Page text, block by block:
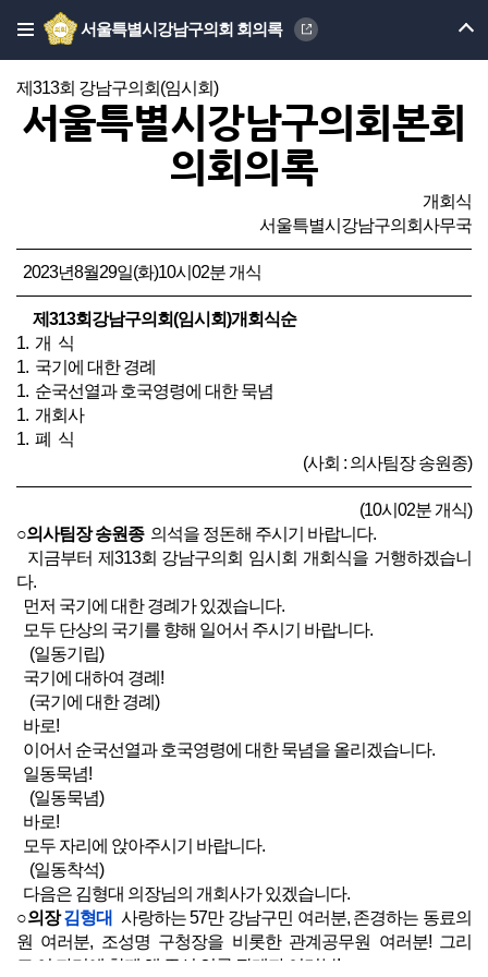
서울특별시강남구의회 회의록
제313회 강남구의회(임시회)
서울특별시강남구의회본회
의회의록
개회식
서울특별시강남구의회사무국
2023년8월29일(화)10시02분 개식
제313회강남구의회(임시회)개회식순
1. 개 식
1. 국기에 대한 경례
1. 순국선열과 호국영령에 대한 묵념
1. 개회사
1. 폐 식
(사회 : 의사팀장 송원종)
(10시02분 개식)
○의사팀장 송원종의석을 정돈해 주시기 바랍니다.
지금부터 제313회 강남구의회 임시회 개회식을 거행하겠습니
다.
먼저 국기에 대한 경례가 있겠습니다.
모두 단상의 국기를 향해 일어서 주시기 바랍니다.
(일동기립)
국기에 대하여 경례!
(국기에 대한 경례)
바로!
이어서 순국선열과 호국영령에 대한 묵념을 올리겠습니다.
일동묵념!
(일동묵념)
바로!
모두 자리에 앉아주시기 바랍니다.
(일동착석)
다음은 김형대 의장님의 개회사가 있겠습니다.
○의장김형대 사랑하는 57만 강남구민 여러분, 존경하는 동료의
원 여러분, 조성명 구청장을 비롯한 관계공무원 여러분! 그리
고 이 자리에 함께 해 주신 언론 관계자 여러분!